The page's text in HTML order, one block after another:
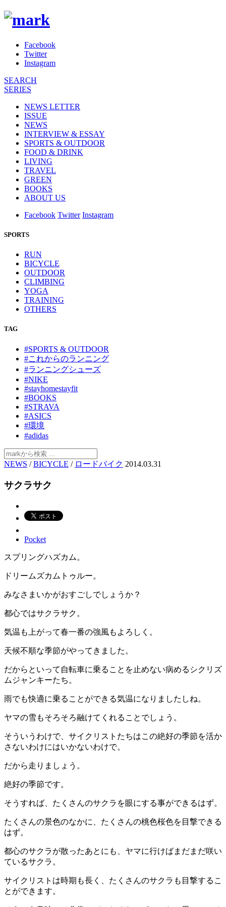
Facebook
Twitter
Instagram
SEARCH
SERIES
NEWS LETTER
ISSUE
NEWS
INTERVIEW & ESSAY
SPORTS & OUTDOOR
FOOD & DRINK
LIVING
TRAVEL
GREEN
BOOKS
ABOUT US
Facebook Twitter Instagram
SPORTS
RUN
BICYCLE
OUTDOOR
CLIMBING
YOGA
TRAINING
OTHERS
TAG
#SPORTS & OUTDOOR
#これからのランニング
#ランニングシューズ
#NIKE
#stayhomestayfit
#BOOKS
#STRAVA
#ASICS
#環境
#adidas
NEWS /BICYCLE / ロードバイク 2014.03.31
サクラサク
Pocket
スプリングハズカム。
ドリームズカムトゥルー。
みなさまいかがおすごしでしょうか？
都心ではサクラサク。
気温も上がって春一番の強風もよろしく。
天候不順な季節がやってきました。
だからといって自転車に乗ることを止めない病めるシクリズ
ムジャンキーたち。
雨でも快適に乗ることができる気温になりましたしね。
ヤマの雪もそろそろ融けてくれることでしょう。
そういうわけで、サイクリストたちはこの絶好の季節を活か
さないわけにはいかないわけで。
だから走りましょう。
絶好の季節です。
そうすれば、たくさんのサクラを眼にする事ができるはず。
たくさんの景色のなかに、たくさんの桃色桜色を目撃できる
はず。
都心のサクラが散ったあとにも、ヤマに行けばまだまだ咲い
ているサクラ。
サイクリストは時期も長く、たくさんのサクラも目撃するこ
とができます。